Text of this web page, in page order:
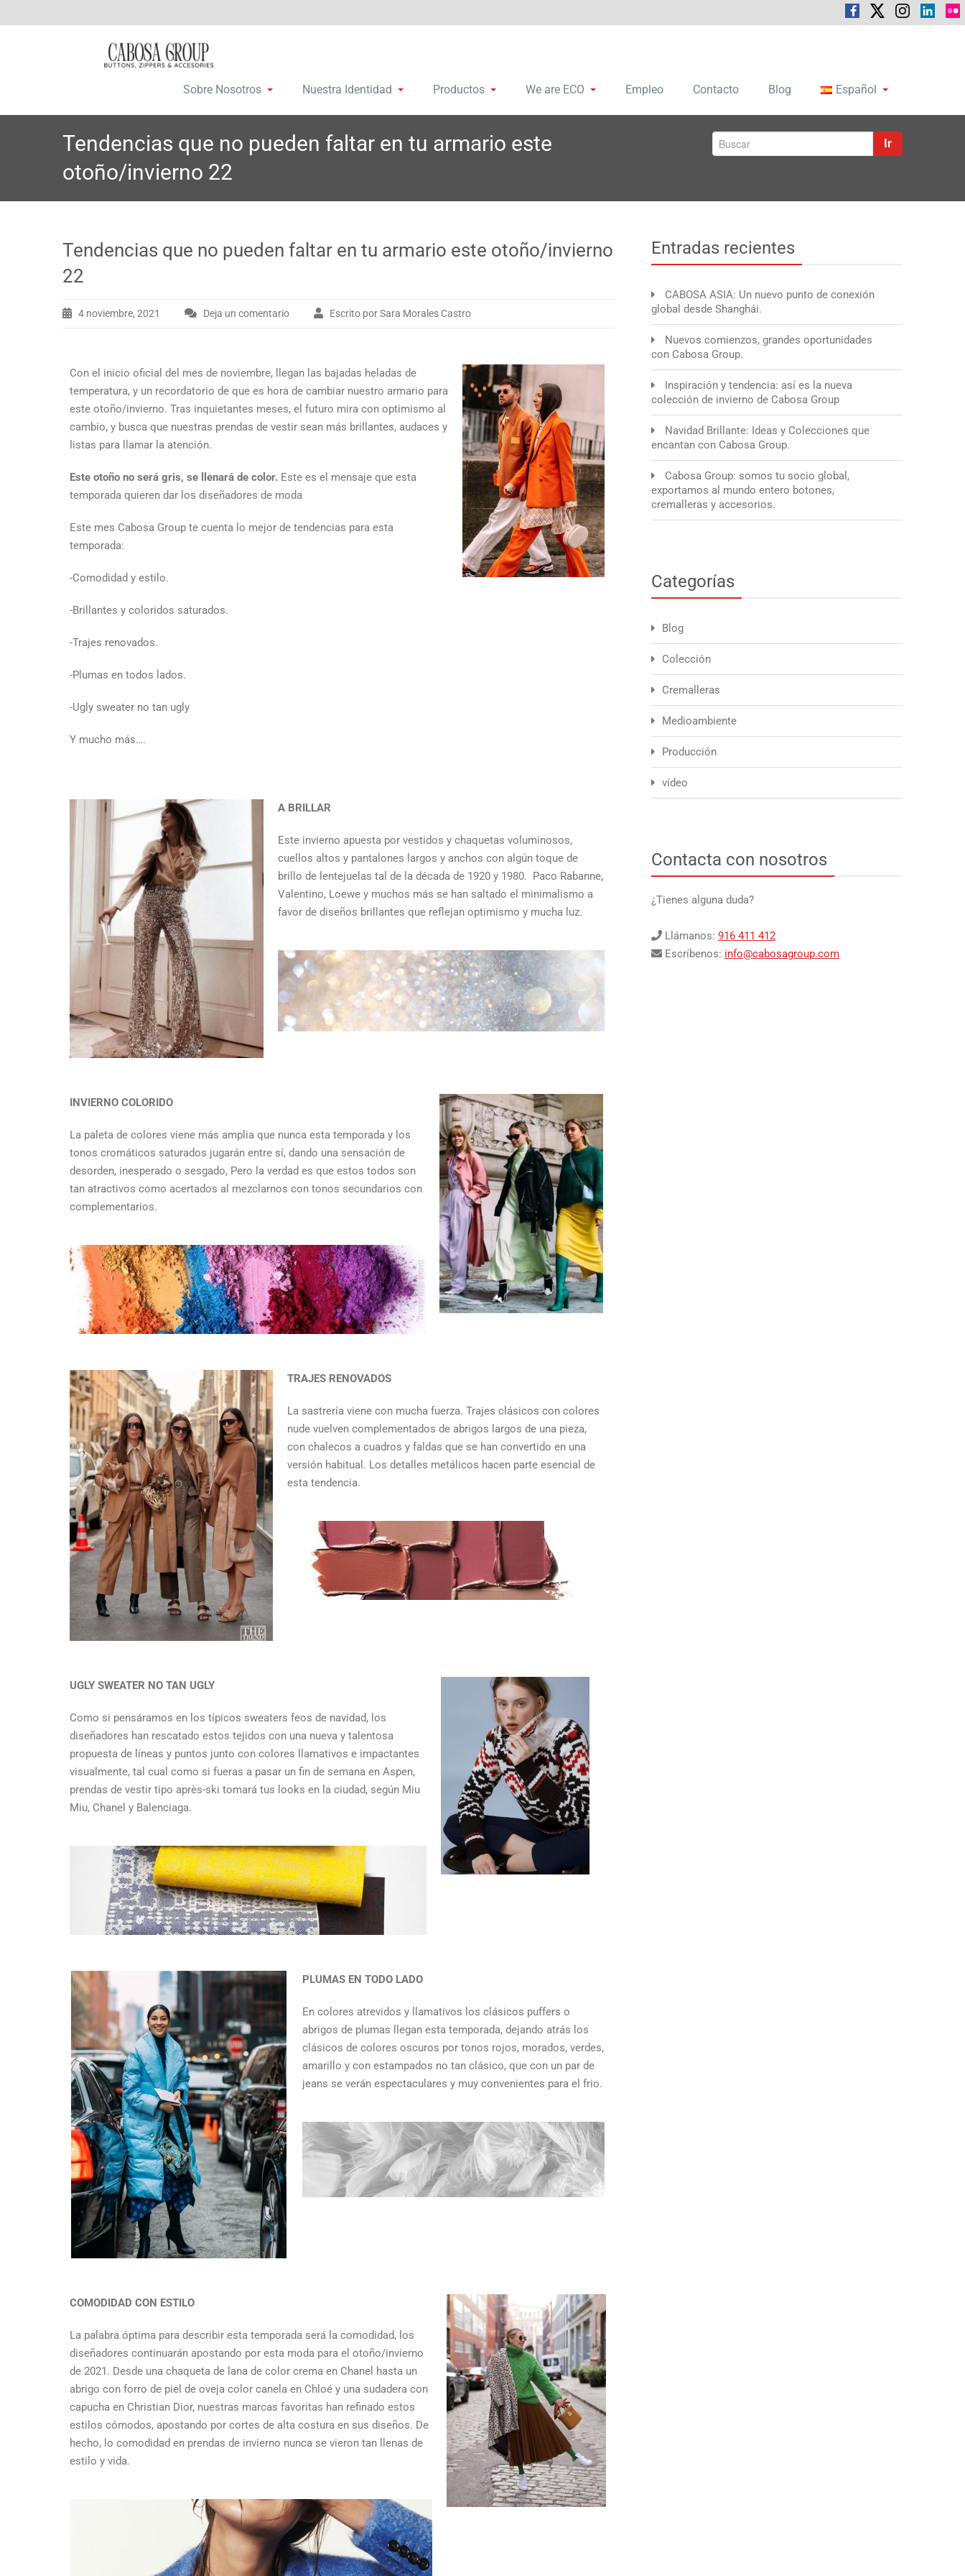
Sobre Nosotros Nuestra Identidad Productos We are ECO Empleo Contacto Blog Español
Tendencias que no pueden faltar en tu armario este
otoño/invierno 22
Ir
Tendencias que no pueden faltar en tu armario este otoño/invierno
22
4 noviembre, 2021 Deja un comentario Escrito por Sara Morales Castro
Con el inicio oficial del mes de noviembre, llegan las bajadas heladas de
temperatura, y un recordatorio de que es hora de cambiar nuestro armario para
este otoño/invierno. Tras inquietantes meses, el futuro mira con optimismo al
cambio, y busca que nuestras prendas de vestir sean más brillantes, audaces y
listas para llamar la atención.
Este otoño no será gris, se llenará de color. Este es el mensaje que esta
temporada quieren dar los diseñadores de moda
Este mes Cabosa Group te cuenta lo mejor de tendencias para esta
temporada:
-Comodidad y estilo.
-Brillantes y coloridos saturados.
-Trajes renovados.
-Plumas en todos lados.
-Ugly sweater no tan ugly
Y mucho más….
A BRILLAR
Este invierno apuesta por vestidos y chaquetas voluminosos,
cuellos altos y pantalones largos y anchos con algún toque de
brillo de lentejuelas tal de la década de 1920 y 1980. Paco Rabanne,
Valentino, Loewe y muchos más se han saltado el minimalismo a
favor de diseños brillantes que reflejan optimismo y mucha luz.
INVIERNO COLORIDO
La paleta de colores viene más amplia que nunca esta temporada y los
tonos cromáticos saturados jugarán entre sí, dando una sensación de
desorden, inesperado o sesgado, Pero la verdad es que estos todos son
tan atractivos como acertados al mezclarnos con tonos secundarios con
complementarios.
TRAJES RENOVADOS
La sastrería viene con mucha fuerza. Trajes clásicos con colores
nude vuelven complementados de abrigos largos de una pieza,
con chalecos a cuadros y faldas que se han convertido en una
versión habitual. Los detalles metálicos hacen parte esencial de
esta tendencia.
UGLY SWEATER NO TAN UGLY
Como si pensáramos en los típicos sweaters feos de navidad, los
diseñadores han rescatado estos tejidos con una nueva y talentosa
propuesta de líneas y puntos junto con colores llamativos e impactantes
visualmente, tal cual como si fueras a pasar un fin de semana en Aspen,
prendas de vestir tipo après-ski tomará tus looks en la ciudad, según Miu
Miu, Chanel y Balenciaga.
PLUMAS EN TODO LADO
En colores atrevidos y llamativos los clásicos puffers o
abrigos de plumas llegan esta temporada, dejando atrás los
clásicos de colores oscuros por tonos rojos, morados, verdes,
amarillo y con estampados no tan clásico, que con un par de
jeans se verán espectaculares y muy convenientes para el frio.
COMODIDAD CON ESTILO
La palabra óptima para describir esta temporada será la comodidad, los
diseñadores continuarán apostando por esta moda para el otoño/invierno
de 2021. Desde una chaqueta de lana de color crema en Chanel hasta un
abrigo con forro de piel de oveja color canela en Chloé y una sudadera con
capucha en Christian Dior, nuestras marcas favoritas han refinado estos
estilos cómodos, apostando por cortes de alta costura en sus diseños. De
hecho, lo comodidad en prendas de invierno nunca se vieron tan llenas de
estilo y vida.
Entradas recientes
CABOSA ASIA: Un nuevo punto de conexión
global desde Shanghái.
Nuevos comienzos, grandes oportunidades
con Cabosa Group.
Inspiración y tendencia: así es la nueva
colección de invierno de Cabosa Group
Navidad Brillante: Ideas y Colecciones que
encantan con Cabosa Group.
Cabosa Group: somos tu socio global,
exportamos al mundo entero botones,
cremalleras y accesorios.
Categorías
Blog
Colección
Cremalleras
Medioambiente
Producción
vídeo
Contacta con nosotros
¿Tienes alguna duda?
Llámanos: 916 411 412
Escríbenos: info@cabosagroup.com